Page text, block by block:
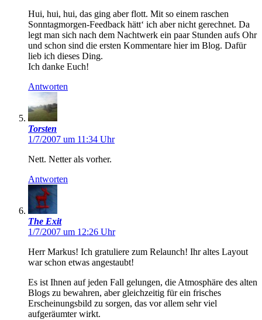
Hui, hui, hui, das ging aber flott. Mit so einem raschen
Sonntagmorgen-Feedback hätt‘ ich aber nicht gerechnet. Da
legt man sich nach dem Nachtwerk ein paar Stunden aufs Ohr
und schon sind die ersten Kommentare hier im Blog. Dafür
lieb ich dieses Ding.
Ich danke Euch!
Antworten
Torsten
1/7/2007 um 11:34 Uhr
Nett. Netter als vorher.
Antworten
The Exit
1/7/2007 um 12:26 Uhr
Herr Markus! Ich gratuliere zum Relaunch! Ihr altes Layout
war schon etwas angestaubt!
Es ist Ihnen auf jeden Fall gelungen, die Atmosphäre des alten
Blogs zu bewahren, aber gleichzeitig für ein frisches
Erscheinungsbild zu sorgen, das vor allem sehr viel
aufgeräumter wirkt.